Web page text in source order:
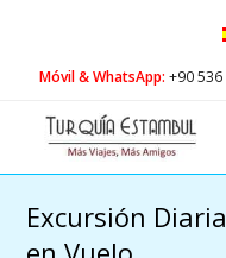
Móvil & WhatsApp: +90
Excursión